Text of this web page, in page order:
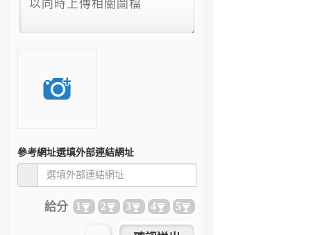
參考網址選填外部連結網址
給分 1 2 3 4 5